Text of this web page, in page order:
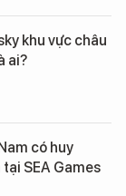
khu vực châu
ai?
có huy
SEA Games